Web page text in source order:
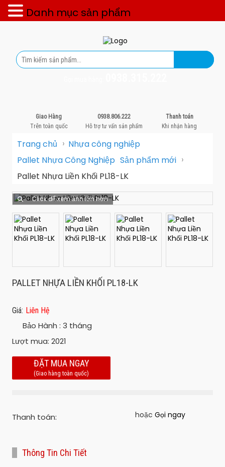
Giao Hàng
Trên toàn quốc
0938.806.222
Hỗ trợ tư vấn sản phẩm
Thanh toán
Khi nhận hàng
Trang chủ › Nhựa công nghiệp
Pallet Nhựa Công Nghiệp Sản phẩm mới ›
Pallet Nhựa Liền Khối PL18-LK
Click để xem ảnh lớn hơn
PALLET NHỰA LIỀN KHỐI PL18-LK
Giá: Liên Hệ
Bảo Hành : 3 tháng
Lượt mua:2021
ĐẶT MUA NGAY
(Giao hàng toàn quốc)
Thanh toán: hoặcGọi ngay
Thông Tin Chi Tiết
Danh mục sản phẩm